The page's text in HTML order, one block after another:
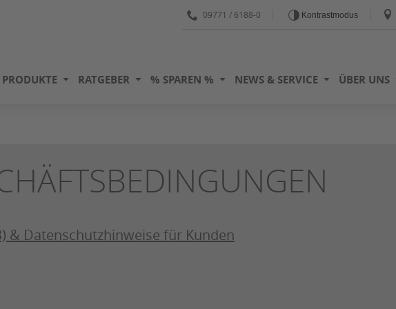
09771 / 6188-0 Kontrastmodus
PRODUKTE RATGEBER % SPAREN % NEWS & SERVICE ÜBER UNS
& Datenschutzhinweise für Kunden